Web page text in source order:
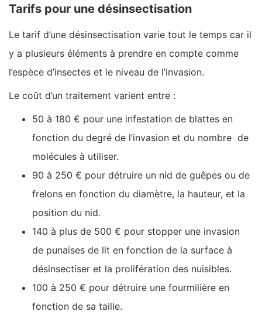
Tarifs pour une désinsectisation
Le tarif d’une désinsectisation varie tout le temps car il
y a plusieurs éléments à prendre en compte comme
l’espèce d’insectes et le niveau de l’invasion.
Le coût d’un traitement varient entre :
50 à 180 € pour une infestation de blattes en
fonction du degré de l’invasion et du nombre de
molécules à utiliser.
90 à 250 € pour détruire un nid de guêpes ou de
frelons en fonction du diamètre, la hauteur, et la
position du nid.
140 à plus de 500 € pour stopper une invasion
de punaises de lit en fonction de la surface à
désinsectiser et la prolifération des nuisibles.
100 à 250 € pour détruire une fourmilière en
fonction de sa taille.